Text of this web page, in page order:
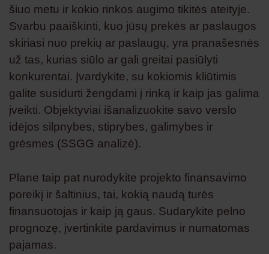
šiuo metu ir kokio rinkos augimo tikitės ateityje.
Svarbu paaiškinti, kuo jūsų prekės ar paslaugos
skiriasi nuo prekių ar paslaugų, yra pranašesnės
už tas, kurias siūlo ar gali greitai pasiūlyti
konkurentai. Įvardykite, su kokiomis kliūtimis
galite susidurti žengdami į rinką ir kaip jas galima
įveikti. Objektyviai išanalizuokite savo verslo
idėjos silpnybes, stiprybes, galimybes ir
grėsmes (SSGG analizė).
Plane taip pat nurodykite projekto finansavimo
poreikį ir šaltinius, tai, kokią naudą turės
finansuotojas ir kaip ją gaus. Sudarykite pelno
prognozę, įvertinkite pardavimus ir numatomas
pajamas.